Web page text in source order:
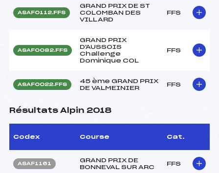
ASAF0112.FFS
GRAND PRIX DE ST
COLOMBAN DES
VILLARD
FFS
ASAF0082.FFS
GRAND PRIX
D'AUSSOIS
Challenge
Dominique COL
FFS
ASAF0022.FFS
45 ème GRAND PRIX
DE VALMEINIER
FFS
Résultats Alpin 2018
Codex Course Cat.
ASAF1161
GRAND PRIX DE
BONNEVAL SUR ARC
FFS